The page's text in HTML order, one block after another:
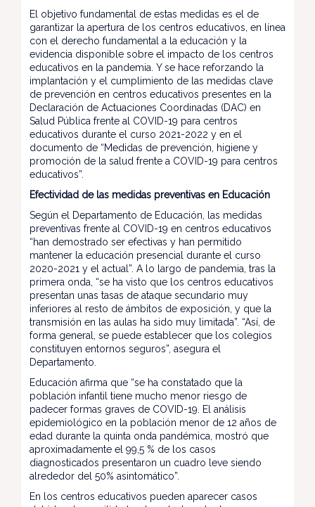
El objetivo fundamental de estas medidas es el de
garantizar la apertura de los centros educativos, en línea
con el derecho fundamental a la educación y la
evidencia disponible sobre el impacto de los centros
educativos en la pandemia. Y se hace reforzando la
implantación y el cumplimiento de las medidas clave
de prevención en centros educativos presentes en la
Declaración de Actuaciones Coordinadas (DAC) en
Salud Pública frente al COVID-19 para centros
educativos durante el curso 2021-2022 y en el
documento de “Medidas de prevención, higiene y
promoción de la salud frente a COVID-19 para centros
educativos”.
Efectividad de las medidas preventivas en Educación
Según el Departamento de Educación, las medidas
preventivas frente al COVID-19 en centros educativos
“han demostrado ser efectivas y han permitido
mantener la educación presencial durante el curso
2020-2021 y el actual”. A lo largo de pandemia, tras la
primera onda, “se ha visto que los centros educativos
presentan unas tasas de ataque secundario muy
inferiores al resto de ámbitos de exposición, y que la
transmisión en las aulas ha sido muy limitada”. “Así, de
forma general, se puede establecer que los colegios
constituyen entornos seguros”, asegura el
Departamento.
Educación afirma que “se ha constatado que la
población infantil tiene mucho menor riesgo de
padecer formas graves de COVID-19. El análisis
epidemiológico en la población menor de 12 años de
edad durante la quinta onda pandémica, mostró que
aproximadamente el 99,5 % de los casos
diagnosticados presentaron un cuadro leve siendo
alrededor del 50% asintomático”.
En los centros educativos pueden aparecer casos